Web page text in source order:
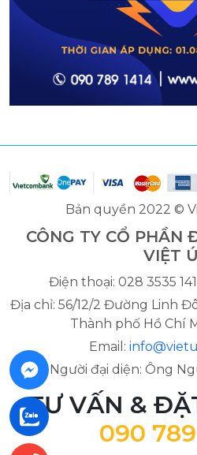
Bản quyền 2022 ©
CÔNG TY CỔ PHẦN
VIỆT
Điện thoại: 028 3535
Địa chỉ: 56/12/2 Đường Linh
Thành phố Hồ Chí
Email:
Người đại diện: Ông
TƯ VẤN &
090